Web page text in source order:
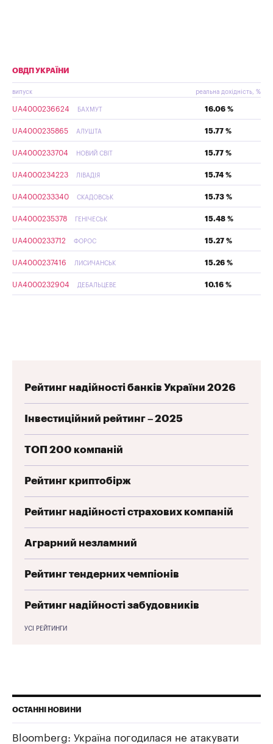
ОВДП УКРАЇНИ
випуск реальна дохідність, %
UA4000236624 БАХМУТ 16.06 %
UA4000235865 АЛУШТА 15.77 %
UA4000233704 НОВИЙ СВІТ 15.77 %
UA4000234223 ЛІВАДІЯ 15.74 %
UA4000233340 СКАДОВСЬК 15.73 %
UA4000235378 ГЕНІЧЕСЬК 15.48 %
UA4000233712 ФОРОС 15.27 %
UA4000237416 ЛИСИЧАНСЬК 15.26 %
UA4000232904 ДЕБАЛЬЦЕВЕ 10.16 %
Рейтинг надійності банків України 2026
Інвестиційний рейтинг – 2025
ТОП 200 компаній
Рейтинг криптобірж
Рейтинг надійності страхових компаній
Аграрний незламний
Рейтинг тендерних чемпіонів
Рейтинг надійності забудовників
УСІ РЕЙТИНГИ
ОСТАННІ НОВИНИ
Bloomberg: Україна погодилася не атакувати